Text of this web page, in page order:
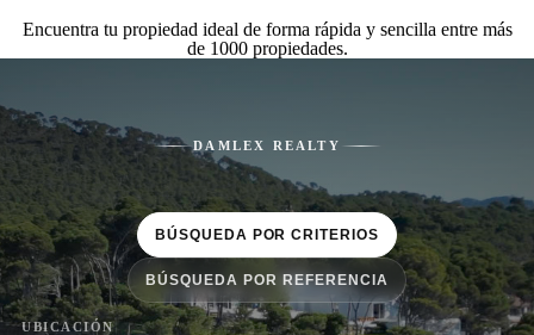
Encuentra tu propiedad ideal de forma rápida y sencilla entre más
de 1000 propiedades.
DAMLEX REALTY
BÚSQUEDA POR CRITERIOS
BÚSQUEDA POR REFERENCIA
UBICACIÓN